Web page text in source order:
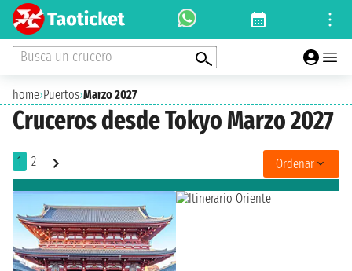
Busca un crucero
home›Puertos›Marzo 2027
Cruceros desde Tokyo Marzo 2027
1 2 Ordenar